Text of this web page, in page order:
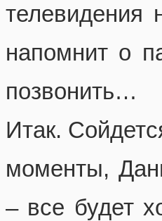
телевидения
напомнит о
позвонить…
Итак.
моменты,
– все будет